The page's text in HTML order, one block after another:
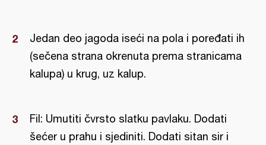
Jedan deo jagoda iseći na pola i poređati ih
(sečena strana okrenuta prema stranicama
kalupa) u krug, uz kalup.
Fil: Umutiti čvrsto slatku pavlaku. Dodati
šećer u prahu i sjediniti. Dodati sitan sir i